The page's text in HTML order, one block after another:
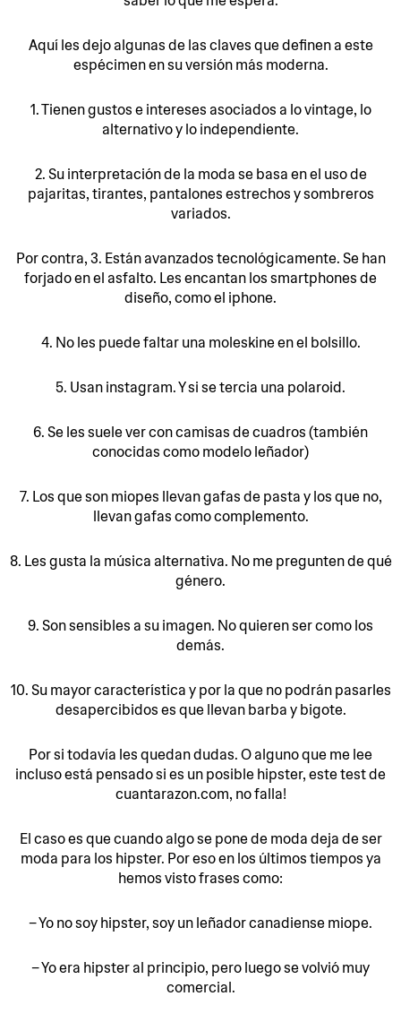
Aquí les dejo algunas de las claves que definen a este
espécimen en su versión más moderna.
1. Tienen gustos e intereses asociados a lo vintage, lo
alternativo y lo independiente.
2. Su interpretación de la moda se basa en el uso de
pajaritas, tirantes, pantalones estrechos y sombreros
variados.
Por contra, 3. Están avanzados tecnológicamente. Se han
forjado en el asfalto. Les encantan los smartphones de
diseño, como el iphone.
4. No les puede faltar una moleskine en el bolsillo.
5. Usan instagram. Y si se tercia una polaroid.
6. Se les suele ver con camisas de cuadros (también
conocidas como modelo leñador)
7. Los que son miopes llevan gafas de pasta y los que no,
llevan gafas como complemento.
8. Les gusta la música alternativa. No me pregunten de qué
género.
9. Son sensibles a su imagen. No quieren ser como los
demás.
10. Su mayor característica y por la que no podrán pasarles
desapercibidos es que llevan barba y bigote.
Por si todavía les quedan dudas. O alguno que me lee
incluso está pensado si es un posible hipster, este test de
cuantarazon.com, no falla!
El caso es que cuando algo se pone de moda deja de ser
moda para los hipster. Por eso en los últimos tiempos ya
hemos visto frases como:
– Yo no soy hipster, soy un leñador canadiense miope.
– Yo era hipster al principio, pero luego se volvió muy
comercial.